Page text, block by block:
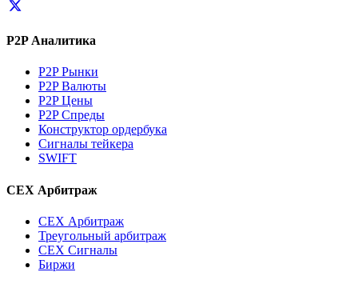
P2P Аналитика
P2P Рынки
P2P Валюты
P2P Цены
P2P Спреды
Конструктор ордербука
Сигналы тейкера
SWIFT
CEX Арбитраж
CEX Арбитраж
Треугольный арбитраж
CEX Сигналы
Биржи